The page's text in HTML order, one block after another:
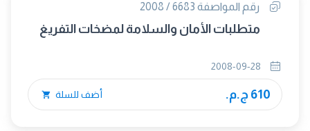
رقم المواصفة 6683 / 2008
متطلبات الأمان والسلامة لمضخات التفريغ
610 ج.م. أضف للسلة